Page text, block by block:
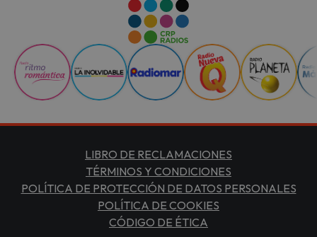
LIBRO DE RECLAMACIONES
TÉRMINOS Y CONDICIONES
POLÍTICA DE PROTECCIÓN DE DATOS PERSONALES
POLÍTICA DE COOKIES
CÓDIGO DE ÉTICA